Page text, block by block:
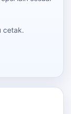
cetak.